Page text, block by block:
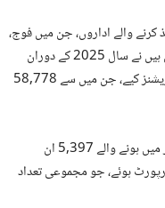
والے اداروں، جن میں فوج،
پولیس، فرنٹیئر کانسٹیبلری اور خفیہ ادارے شامل ہیں نے سال 2025 کے دوران
مجموعی طور پر 75,175 انٹیلی جنس بیسڈ آپریشنز کیے، جن میں سے 58,778
اعداد و شمار کے مطابق، 2025 میں پاکستان بھر میں ہونے والے 5,397 ان
میں رپورٹ ہوئے، جو مجموعی تعداد